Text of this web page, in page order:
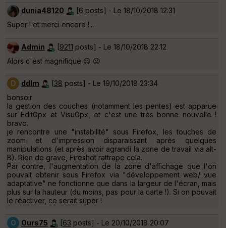
dunia48120 [6 posts] - Le 18/10/2018 12:31
Super ! et merci encore !...
Admin [9211 posts] - Le 18/10/2018 22:12
Alors c'est magnifique 😉 😉
D ddlm [38 posts] - Le 19/10/2018 23:34
bonsoir
la gestion des couches (notamment les pentes) est apparue
sur EditGpx et VisuGpx, et c'est une très bonne nouvelle !
bravo.
je rencontre une "instabilité" sous Firefox, les touches de
zoom et d'impression disparaissant après quelques
manipulations (et après avoir agrandi la zone de travail via alt-
B). Rien de grave, Fireshot rattrape cela.
Par contre, l'augmentation de la zone d'affichage que l'on
pouvait obtenir sous Firefox via "développement web/ vue
adaptative" ne fonctionne que dans la largeur de l'écran, mais
plus sur la hauteur (du moins, pas pour la carte !). Si on pouvait
le réactiver, ce serait super !
O Ours75 [63 posts] - Le 20/10/2018 20:07